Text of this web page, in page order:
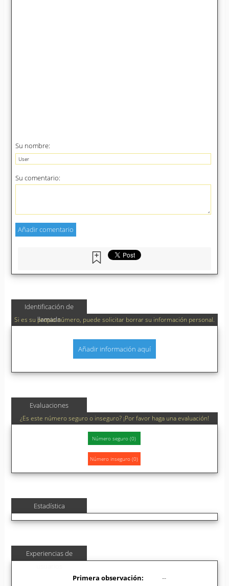
Su nombre:
Su comentario:
Identificación de
llamada
Si es su propio número, puede solicitar borrar su información personal.
Añadir información aquí
Evaluaciones
¿Es este número seguro o inseguro? ¡Por favor haga una evaluación!
Estadística
Experiencias de
Primera observación:
--